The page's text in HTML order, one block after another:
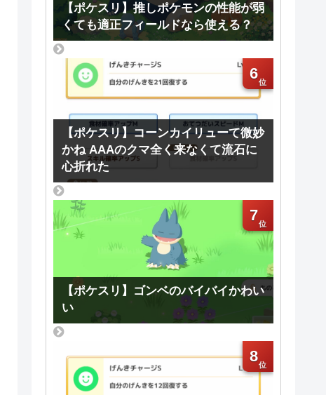
【ポケスリ】推しポケモンの性能が弱
くても適正フィールドなら使える？
6
【ポケスリ】コーンカイリューて微妙
かね AAAのクマ全く来なくて流石に
心折れた
7
【ポケスリ】ゴンベのバイバイかわい
い
8